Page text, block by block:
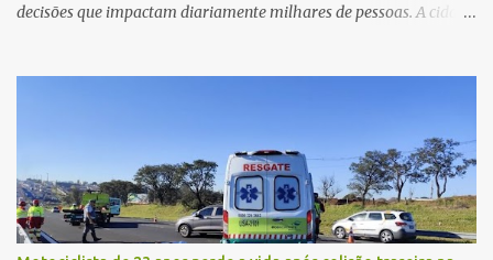
decisões que impactam diariamente milhares de pessoas. A cidade
o Sistema Único de Saúde (SUS). Nos últimos anos, o Governo
Federal tem ampliado investimentos destinados ao fortalecimento
da atenção básica, da infraestrutura hospitalar e da
regionalização dos serviços de saúde. Entretanto, em um cenário
de demandas crescentes e recursos necessariamente limitados, a